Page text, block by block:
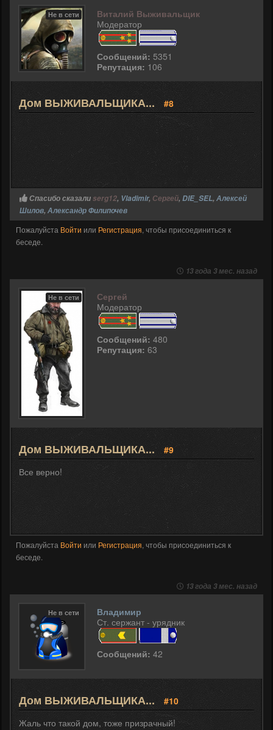
Не в сети
Виталий Выживальщик
Модератор
Сообщений: 5351
Репутация: 106
Дом ВЫЖИВАЛЬЩИКА... #8
Спасибо сказалиserg12, Vladimir, Сергей, DIE_SEL, Алексей
Шилов, Александр Филипочев
Пожалуйста Войти или Регистрация, чтобы присоединиться к
беседе.
13 года 3 мес. назад
Не в сети
Сергей
Модератор
Сообщений: 480
Репутация: 63
Дом ВЫЖИВАЛЬЩИКА...
#9
Все верно!
Пожалуйста Войти или Регистрация, чтобы присоединиться к
беседе.
13 года 3 мес. назад
Не в сети
Владимир
Ст. сержант - урядник
Сообщений: 42
Дом ВЫЖИВАЛЬЩИКА...
#10
Жаль что такой дом, тоже призрачный!